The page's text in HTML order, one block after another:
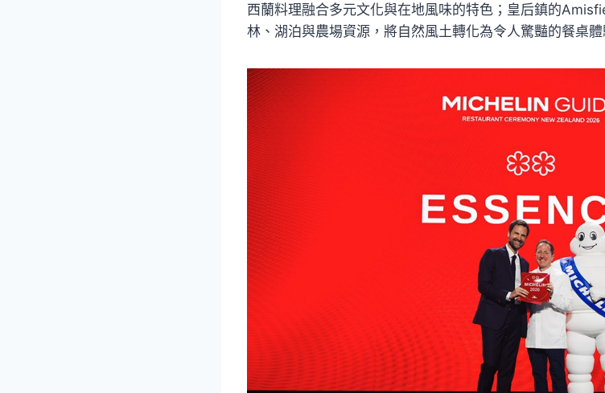
西蘭料理融合多元文化與在地風味的特色；皇后鎮的
林、湖泊與農場資源，將自然風土轉化為令人驚豔的餐桌體